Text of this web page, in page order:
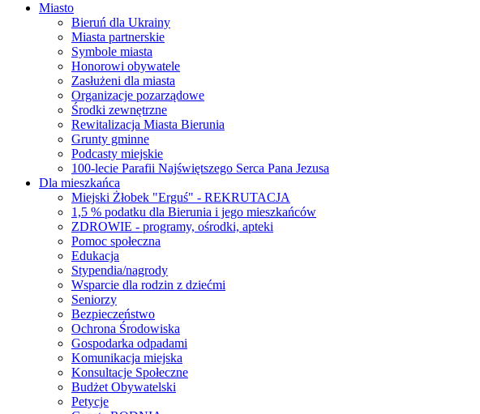
Miasto
Bieruń dla Ukrainy
Miasta partnerskie
Symbole miasta
Honorowi obywatele
Zasłużeni dla miasta
Organizacje pozarządowe
Środki zewnętrzne
Rewitalizacja Miasta Bierunia
Grunty gminne
Podcasty miejskie
100-lecie Parafii Najświętszego Serca Pana Jezusa
Dla mieszkańca
Miejski Żłobek "Erguś" - REKRUTACJA
1,5 % podatku dla Bierunia i jego mieszkańców
ZDROWIE - programy, ośrodki, apteki
Pomoc społeczna
Edukacja
Stypendia/nagrody
Wsparcie dla rodzin z dziećmi
Seniorzy
Bezpieczeństwo
Ochrona Środowiska
Gospodarka odpadami
Komunikacja miejska
Konsultacje Społeczne
Budżet Obywatelski
Petycje